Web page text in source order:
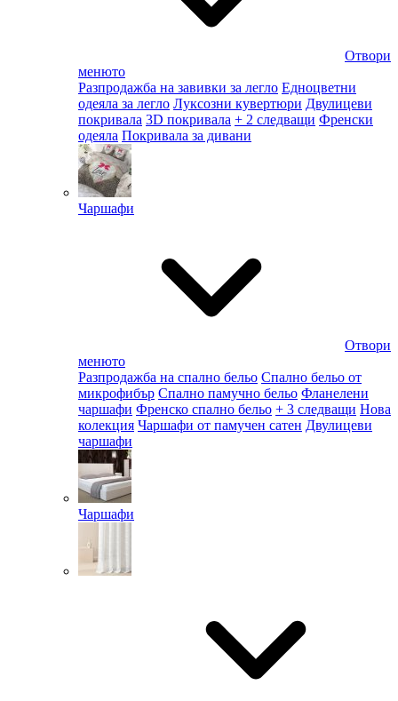
Отвори
менюто
Разпродажба на завивки за легло Едноцветни
одеяла за легло Луксозни кувертюри Двулицеви
покривала 3D покривала + 2 следващи Френски
одеяла Покривала за дивани
Чаршафи
Отвори
менюто
Разпродажба на спално бельо Спално бельо от
микрофибър Спално памучно бельо Фланелени
чаршафи Френско спално бельо + 3 следващи Нова
колекция Чаршафи от памучен сатен Двулицеви
чаршафи
Чаршафи